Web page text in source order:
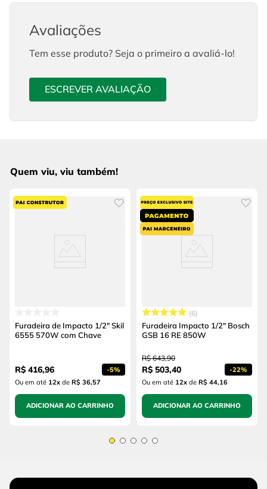
Avaliações
Tem esse produto? Seja o primeiro a avaliá-lo!
ESCREVER AVALIAÇÃO
Quem viu, viu também!
Furadeira de Impacto 1/2" Skil
6555 570W com Chave
R$ 416,96 -5%
Ou em até 12x de R$ 36,57
ADICIONAR AO CARRINHO
6
Furadeira Impacto 1/2" Bosch
GSB 16 RE 850W
R$ 643,90
R$ 503,40 -22%
Ou em até 12x de R$ 44,16
ADICIONAR AO CARRINHO